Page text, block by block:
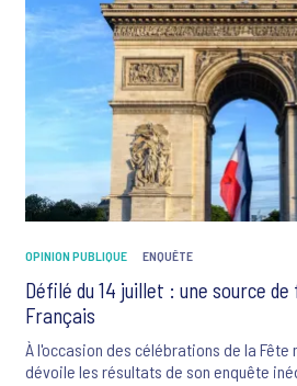
OPINION PUBLIQUE ENQUÊTE
Défilé du 14 juillet : une source
Français
À l'occasion des célébrations de la Fête
dévoile les résultats de son enquête